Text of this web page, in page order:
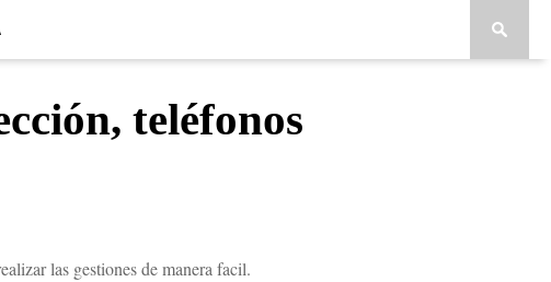
teléfonos
las gestiones de manera facil.